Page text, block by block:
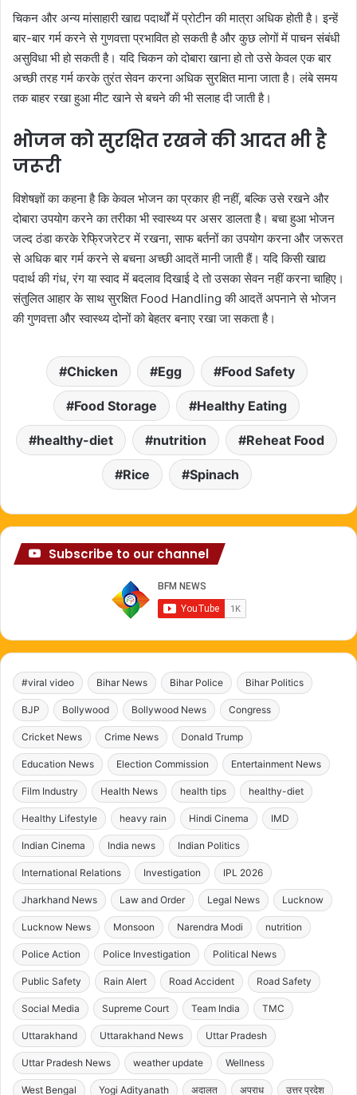
चिकन और अन्य मांसाहारी खाद्य पदार्थों में प्रोटीन की मात्रा अधिक होती है। इन्हें
बार-बार गर्म करने से गुणवत्ता प्रभावित हो सकती है और कुछ लोगों में पाचन संबंधी
असुविधा भी हो सकती है। यदि चिकन को दोबारा खाना हो तो उसे केवल एक बार
अच्छी तरह गर्म करके तुरंत सेवन करना अधिक सुरक्षित माना जाता है। लंबे समय
तक बाहर रखा हुआ मीट खाने से बचने की भी सलाह दी जाती है।
भोजन को सुरक्षित रखने की आदत भी है
जरूरी
विशेषज्ञों का कहना है कि केवल भोजन का प्रकार ही नहीं, बल्कि उसे रखने और
दोबारा उपयोग करने का तरीका भी स्वास्थ्य पर असर डालता है। बचा हुआ भोजन
जल्द ठंडा करके रेफ्रिजरेटर में रखना, साफ बर्तनों का उपयोग करना और जरूरत
से अधिक बार गर्म करने से बचना अच्छी आदतें मानी जाती हैं। यदि किसी खाद्य
पदार्थ की गंध, रंग या स्वाद में बदलाव दिखाई दे तो उसका सेवन नहीं करना चाहिए।
संतुलित आहार के साथ सुरक्षित Food Handling की आदतें अपनाने से भोजन
की गुणवत्ता और स्वास्थ्य दोनों को बेहतर बनाए रखा जा सकता है।
Chicken Egg Food Safety
Food Storage Healthy Eating
healthy-diet nutrition Reheat Food
Rice Spinach
Subscribe to our channel
#viral video Bihar News Bihar Police Bihar Politics
BJP Bollywood Bollywood News Congress
Cricket News Crime News Donald Trump
Education News Election Commission Entertainment News
Film Industry Health News health tips healthy-diet
Healthy Lifestyle heavy rain Hindi Cinema IMD
Indian Cinema India news Indian Politics
International Relations Investigation IPL 2026
Jharkhand News Law and Order Legal News Lucknow
Lucknow News Monsoon Narendra Modi nutrition
Police Action Police Investigation Political News
Public Safety Rain Alert Road Accident Road Safety
Social Media Supreme Court Team India TMC
Uttarakhand Uttarakhand News Uttar Pradesh
Uttar Pradesh News weather update Wellness
West Bengal Yogi Adityanath अदालत अपराध उत्तर प्रदेश